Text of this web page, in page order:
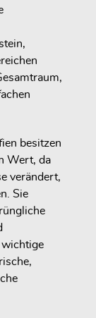
besitzen
Wert, da
verändert,
Sie
wichtige